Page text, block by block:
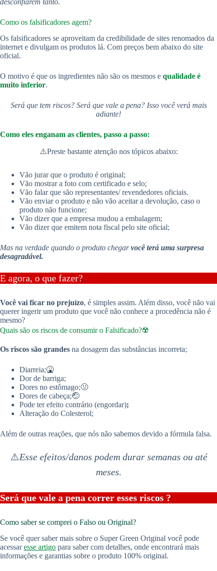
Como os falsificadores agem?
Os falsificadores se aproveitam da credibilidade de sites renomados da
internet e divulgam os produtos lá. Com preços bem abaixo do site
oficial.
O motivo é que os ingredientes não são os mesmos e qualidade é
muito inferior.
Será que tem riscos? Será que vale a pena? Isso você verá mais
adiante!
Como eles enganam as clientes, passo a passo:
⚠️Preste bastante atenção nos tópicos abaixo:
Vão jurar que o produto é original;
Vão mostrar a foto com certificado e selo;
Vão falar que são representantes/ revendedores oficiais.
Vão enviar o produto e não vão aceitar a devolução, caso o
produto não funcione;
Vão dizer que a empresa mudou a embalagem;
Vão dizer que emitem nota fiscal pelo site oficial;
Mas na verdade quando o produto chegarvocê terá uma surpresa
desagradável.
E agora, o que fazer?
Você vai ficar no prejuízo, é simples assim. Além disso, você não vai
querer ingerir um produto que você não conhece a procedência não é
mesmo?
Quais são os riscos de consumir o Falsificado?☢️
Os riscos são grandes na dosagem das substâncias incorreta;
Diarreia;🤮
Dor de barriga;
Dores no estômago;🤢
Dores de cabeça;🤕
Pode ter efeito contrário (engordar);
Alteração do Colesterol;
Além de outras reações, que nós não sabemos devido a fórmula falsa.
⚠️Esse efeitos/danos podem durar semanas ou até
meses.
Será que vale a pena correr esses riscos ?
Como saber se comprei o Falso ou Original?
Se você quer saber mais sobre o Super Green Original você pode
acessaresse artigo para saber com detalhes, onde encontrará mais
informações e garantias sobre o produto 100% original.